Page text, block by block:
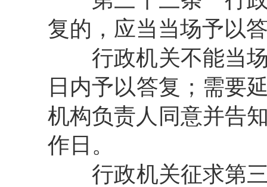
复的，应当当场予以
行政机关不能当场
日内予以答复；需要
机构负责人同意并告
作日。
行政机关征求第三